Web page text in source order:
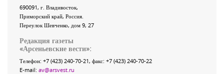
690091, г. Владивосток,
Приморский край, Россия
Переулок Шевченко, дом 9, 27
Редакция газеты
«Арсеньевские вести»:
Телефон: +7 (423) 240-70-21, факс: +7 (423) 240-70-22
E-mail: av@arsvest.ru